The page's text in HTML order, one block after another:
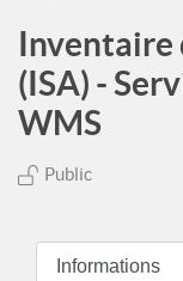
Inventaire
(ISA) -
WMS
Public